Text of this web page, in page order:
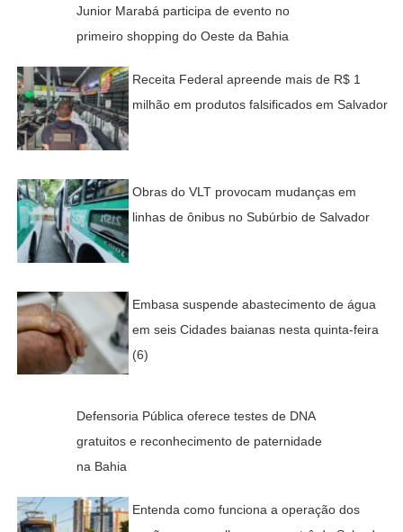
Junior Marabá participa de evento no
primeiro shopping do Oeste da Bahia
Receita Federal apreende mais de R$ 1
milhão em produtos falsificados em Salvador
Obras do VLT provocam mudanças em
linhas de ônibus no Subúrbio de Salvador
Embasa suspende abastecimento de água
em seis Cidades baianas nesta quinta-feira
(6)
Defensoria Pública oferece testes de DNA
gratuitos e reconhecimento de paternidade
na Bahia
Entenda como funciona a operação dos